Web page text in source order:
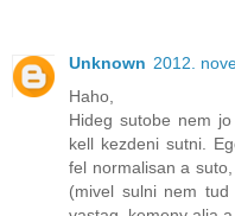
Unknown 2012.
Haho,
Hideg sutobe nem
kell kezdeni sutni.
fel normalisan a
(mivel sulni nem